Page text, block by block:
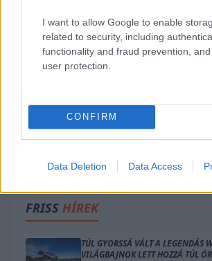
I want to allow Google to enable
related to security, including
functionality and fraud prevention,
user protection.
CONFIRM
Data Deletion Data Access
FRISS HÍREK
TÚL GYORSSÁ VÁLT A LEGENDÁS
VILÁGBAJNOK LETT HOZZÁ TÚL